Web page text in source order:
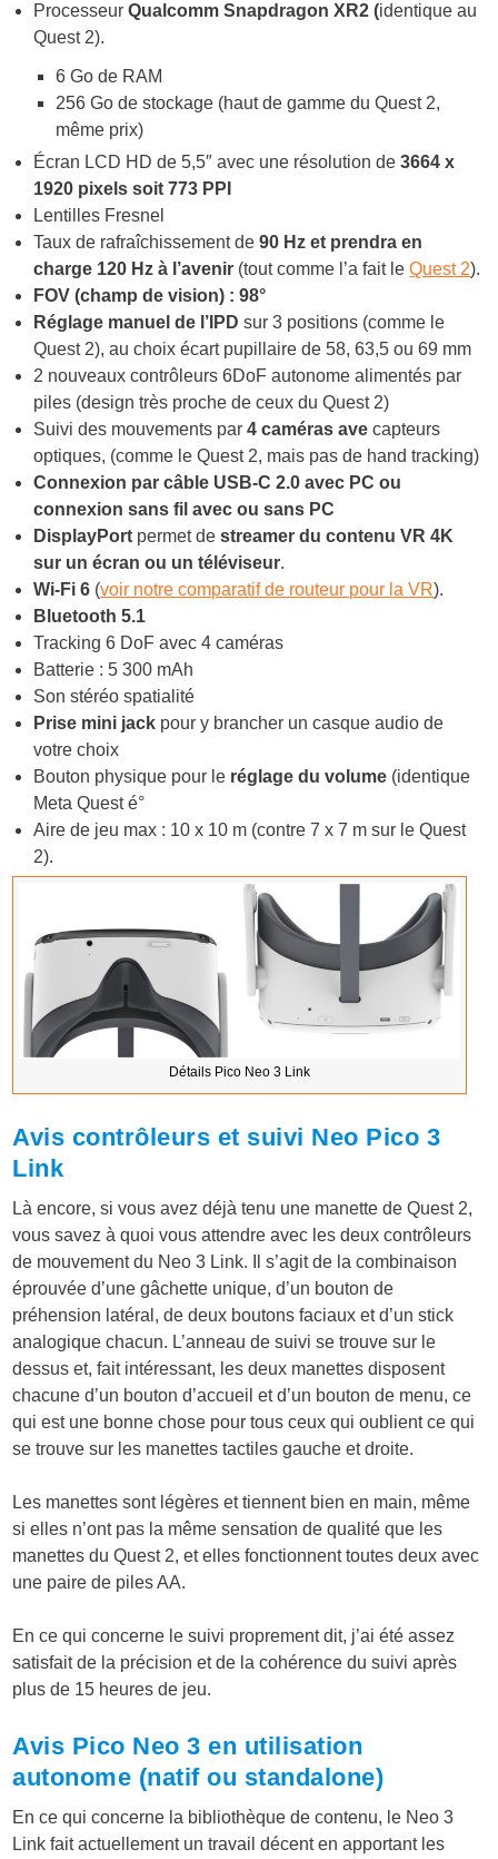
ProcesseurQualcomm Snapdragon XR2 (identique au
Quest 2).
6 Go de RAM
256 Go de stockage (haut de gamme du Quest 2,
même prix)
Écran LCD HD de 5,5″ avec une résolution de 3664 x
1920 pixels soit 773 PPI
Lentilles Fresnel
Taux de rafraîchissement de90 Hz et prendra en
charge 120 Hz à l’avenir (tout comme l’a fait leQuest 2).
FOV (champ de vision) : 98°
Réglage manuel de l’IPD sur 3 positions (comme le
Quest 2), au choix écart pupillaire de 58, 63,5 ou 69 mm
2 nouveaux contrôleurs 6DoF autonome alimentés par
piles (design très proche de ceux du Quest 2)
Suivi des mouvements par4 caméras avecapteurs
optiques, (comme le Quest 2, mais pas de hand tracking)
Connexion par câble USB-C 2.0 avec PC ou
connexion sans fil avec ou sans PC
DisplayPort permet destreamer du contenu VR 4K
sur un écran ou un téléviseur.
Wi-Fi 6 (voir notre comparatif de routeur pour la VR).
Bluetooth 5.1
Tracking 6 DoF avec 4 caméras
Batterie : 5 300 mAh
Son stéréo spatialité
Prise mini jack pour y brancher un casque audio de
votre choix
Bouton physique pour le réglage du volume (identique
Meta Quest é°
Aire de jeu max : 10 x 10 m (contre 7 x 7 m sur le Quest
2).
Détails Pico Neo 3 Link
Avis contrôleurs et suivi Neo Pico 3
Link
Là encore, si vous avez déjà tenu une manette de Quest 2,
vous savez à quoi vous attendre avec les deux contrôleurs
de mouvement du Neo 3 Link. Il s’agit de la combinaison
éprouvée d’une gâchette unique, d’un bouton de
préhension latéral, de deux boutons faciaux et d’un stick
analogique chacun. L’anneau de suivi se trouve sur le
dessus et, fait intéressant, les deux manettes disposent
chacune d’un bouton d’accueil et d’un bouton de menu, ce
qui est une bonne chose pour tous ceux qui oublient ce qui
se trouve sur les manettes tactiles gauche et droite.
Les manettes sont légères et tiennent bien en main, même
si elles n’ont pas la même sensation de qualité que les
manettes du Quest 2, et elles fonctionnent toutes deux avec
une paire de piles AA.
En ce qui concerne le suivi proprement dit, j’ai été assez
satisfait de la précision et de la cohérence du suivi après
plus de 15 heures de jeu.
Avis Pico Neo 3 en utilisation
autonome (natif ou standalone)
En ce qui concerne la bibliothèque de contenu, le Neo 3
Link fait actuellement un travail décent en apportant les